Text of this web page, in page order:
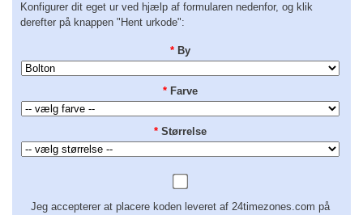
Konfigurer dit eget ur ved hjælp af formularen nedenfor, og klik
derefter på knappen "Hent urkode":
* By
* Farve
* Størrelse
Jeg accepterer at placere koden leveret af 24timezones.com på